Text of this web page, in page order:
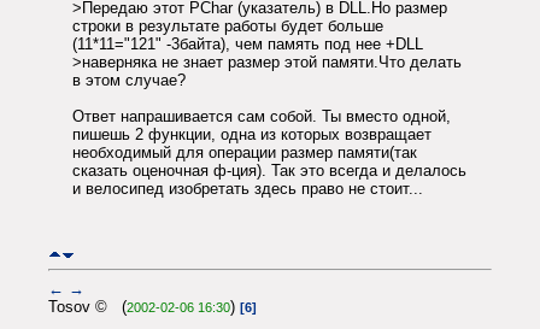
>Передаю этот PChar (указатель) в DLL.Но размер
строки в результате работы будет больше
(11*11="121" -3байта), чем память под нее +DLL
>наверняка не знает размер этой памяти.Что делать
в этом случае?
Ответ напрашивается сам собой. Ты вместо одной,
пишешь 2 функции, одна из которых возвращает
необходимый для операции размер памяти(так
сказать оценочная ф-ция). Так это всегда и делалось
и велосипед изобретать здесь право не стоит...
← →
Tosov © (2002-02-06 16:30) [6]